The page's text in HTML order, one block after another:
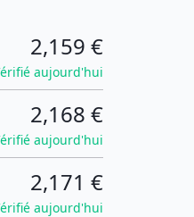
2,159 €
aujourd'hui
2,168 €
aujourd'hui
2,171 €
aujourd'hui